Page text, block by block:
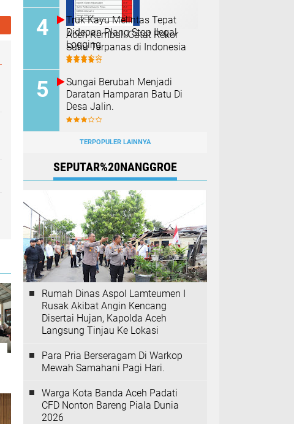
Aceh Kembali Catat Rekor
Suhu Terpanas di Indonesia
Truk Kayu Melintas Tepat
Didepan Plang Stop Ilegal
Logging
Sungai Berubah Menjadi
Daratan Hamparan Batu Di
Desa Jalin.
TERPOPULER LAINNYA
SEPUTAR%20NANGGROE
Rumah Dinas Aspol Lamteumen I
Rusak Akibat Angin Kencang
Disertai Hujan, Kapolda Aceh
Langsung Tinjau Ke Lokasi
Para Pria Berseragam Di Warkop
Mewah Samahani Pagi Hari.
Warga Kota Banda Aceh Padati
CFD Nonton Bareng Piala Dunia
2026